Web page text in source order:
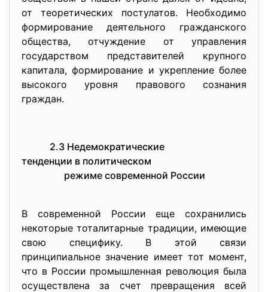
от теоретических постулатов. Необходимо
формирование деятельного гражданского
общества, отчуждение от управления
государством представителей крупного
капитала, формирование и укрепление более
высокого уровня правового сознания
граждан.
2.3 Недемократические
тенденции в политическом
режиме современной России
В современной России еще сохранились
некоторые тоталитарные традиции, имеющие
свою специфику. В этой связи
принципиальное значение имеет тот момент,
что в России промышленная революция была
осуществлена за счет превращения всей